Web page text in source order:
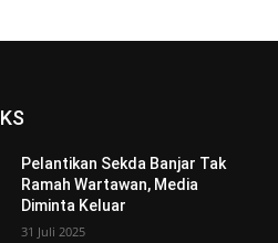
Pelantikan Sekda Banjar Tak
Ramah Wartawan, Media
Diminta Keluar
31 Juli 2025